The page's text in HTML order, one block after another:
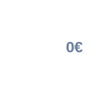
0€